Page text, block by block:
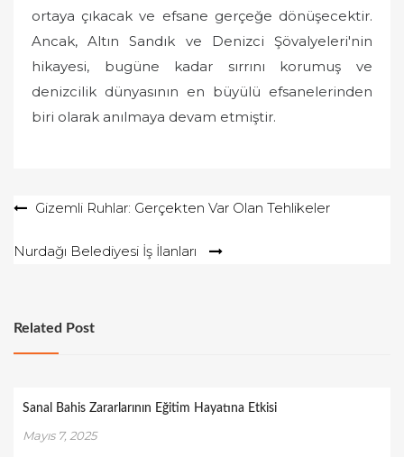
ortaya çıkacak ve efsane gerçeğe dönüşecektir.
Ancak, Altın Sandık ve Denizci Şövalyeleri'nin
hikayesi, bugüne kadar sırrını korumuş ve
denizcilik dünyasının en büyülü efsanelerinden
biri olarak anılmaya devam etmiştir.
YazıGizemli Ruhlar: Gerçekten Var Olan Tehlikeler
Nurdağı Belediyesi İş İlanları
Related Post
Sanal Bahis Zararlarının Eğitim Hayatına Etkisi
Mayıs 7, 2025